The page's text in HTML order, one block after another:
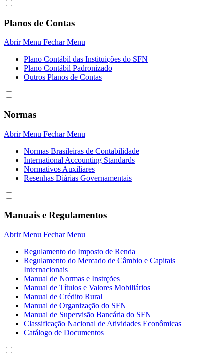
Planos de Contas
Abrir Menu Fechar Menu
Plano Contábil das Instituiçôes do SFN
Plano Contábil Padronizado
Outros Planos de Contas
Normas
Abrir Menu Fechar Menu
Normas Brasileiras de Contabilidade
International Accounting Standards
Normativos Auxiliares
Resenhas Diárias Governamentais
Manuais e Regulamentos
Abrir Menu Fechar Menu
Regulamento do Imposto de Renda
Regulamento do Mercado de Câmbio e Capitais
Internacionais
Manual de Normas e Instrções
Manual de Títulos e Valores Mobiliários
Manual de Crédito Rural
Manual de Organização do SFN
Manual de Supervisão Bancária do SFN
Classificação Nacional de Atividades Econômicas
Catálogo de Documentos